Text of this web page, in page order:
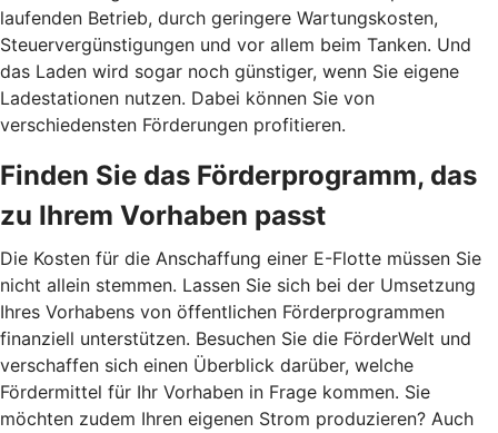
laufenden Betrieb, durch geringere Wartungskosten,
Steuervergünstigungen und vor allem beim Tanken. Und
das Laden wird sogar noch günstiger, wenn Sie eigene
Ladestationen nutzen. Dabei können Sie von
verschiedensten Förderungen profitieren.
Finden Sie das Förderprogramm, das
zu Ihrem Vorhaben passt
Die Kosten für die Anschaffung einer E-Flotte müssen Sie
nicht allein stemmen. Lassen Sie sich bei der Umsetzung
Ihres Vorhabens von öffentlichen Förderprogrammen
finanziell unterstützen. Besuchen Sie die FörderWelt und
verschaffen sich einen Überblick darüber, welche
Fördermittel für Ihr Vorhaben in Frage kommen. Sie
möchten zudem Ihren eigenen Strom produzieren? Auch